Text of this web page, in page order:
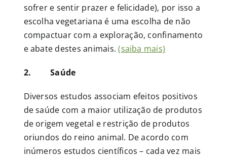
sofrer e sentir prazer e felicidade), por isso a
escolha vegetariana é uma escolha de não
compactuar com a exploração, confinamento
e abate destes animais.(saiba mais)
2. Saúde
Diversos estudos associam efeitos positivos
de saúde com a maior utilização de produtos
de origem vegetal e restrição de produtos
oriundos do reino animal. De acordo com
inúmeros estudos científicos – cada vez mais